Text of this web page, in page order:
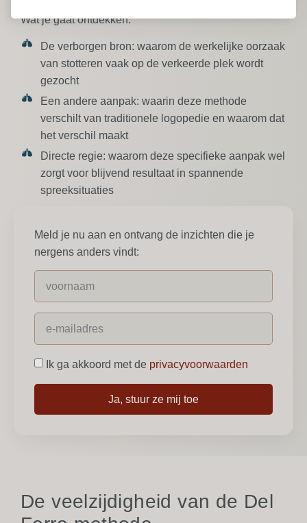
Wat je gaat ontdekken:
De verborgen bron: waarom de werkelijke oorzaak
van stotteren vaak op de verkeerde plek wordt
gezocht
Een andere aanpak: waarin deze methode
verschilt van traditionele logopedie en waarom dat
het verschil maakt
Directe regie: waarom deze specifieke aanpak wel
zorgt voor blijvend resultaat in spannende
spreeksituaties
Meld je nu aan en ontvang de inzichten die je
nergens anders vindt:
Ik ga akkoord met de privacyvoorwaarden
Ja, stuur ze mij toe
De veelzijdigheid van de Del